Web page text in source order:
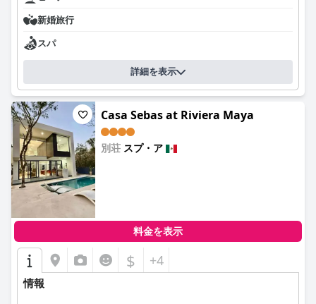
新婚旅行
スパ
詳細を表示
Casa Sebas at Riviera Maya
別荘 スプ・ア
料金を表示
$ +4
情報